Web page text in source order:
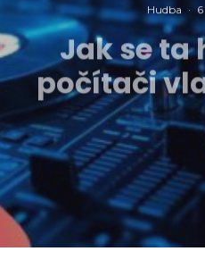
Hudba ·
Jak se ta
počítači